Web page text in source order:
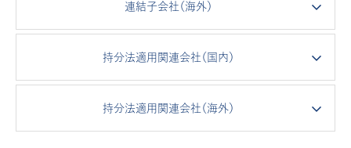
連結子会社（海外）
持分法適用関連会社（国内）
持分法適用関連会社（海外）